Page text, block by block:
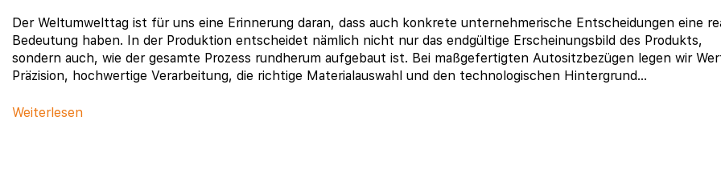
Der Weltumwelttag ist für uns eine Erinnerung daran, dass auch konkrete unternehmerische Entscheidungen eine
Bedeutung haben. In der Produktion entscheidet nämlich nicht nur das endgültige Erscheinungsbild des Produkts,
sondern auch, wie der gesamte Prozess rundherum aufgebaut ist. Bei maßgefertigten Autositzbezügen legen wir
Präzision, hochwertige Verarbeitung, die richtige Materialauswahl und den technologischen Hintergrund…
Weiterlesen